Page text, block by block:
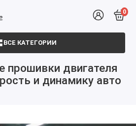
0
ВСЕ КАТЕГОРИИ
прошивки двигателя
и динамику авто